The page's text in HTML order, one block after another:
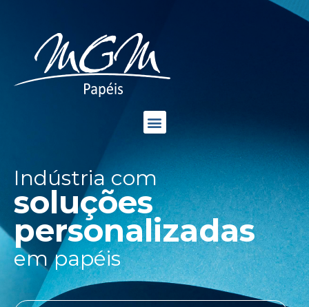
Indústria com
soluções
personalizadas
em papéis